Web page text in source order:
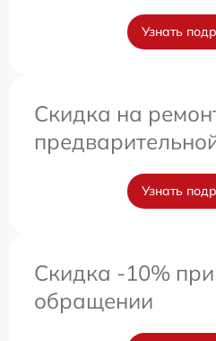
Узнать
Скидка на
Узнать
Скидка -10%
обращении